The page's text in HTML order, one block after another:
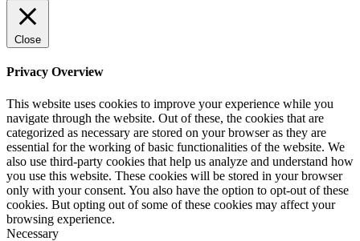
Close
Privacy Overview
This website uses cookies to improve your experience while you
navigate through the website. Out of these, the cookies that are
categorized as necessary are stored on your browser as they are
essential for the working of basic functionalities of the website. We
also use third-party cookies that help us analyze and understand how
you use this website. These cookies will be stored in your browser
only with your consent. You also have the option to opt-out of these
cookies. But opting out of some of these cookies may affect your
browsing experience.
Necessary